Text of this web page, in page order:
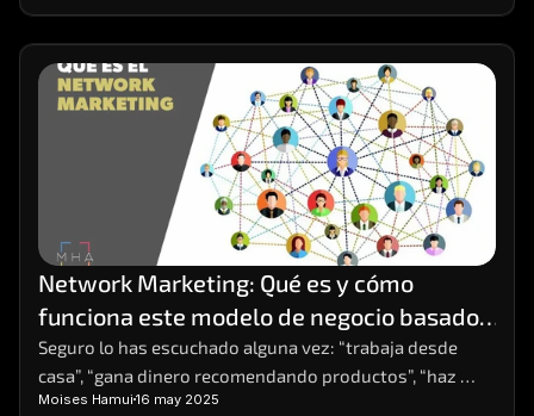
para captar la atención del lector. Puede parecer una
línea de texto más, pero es el anzuelo que decide si el
mensaje será ignorado, eliminado o abierto con interés.
Network Marketing: Qué es y cómo
funciona este modelo de negocio basado
en redes
Seguro lo has escuchado alguna vez: “trabaja desde
casa”, “gana dinero recomendando productos”, “haz
crecer tu red y obtén ingresos residuales”. Estas frases,
Moises Hamui 16 may 2025